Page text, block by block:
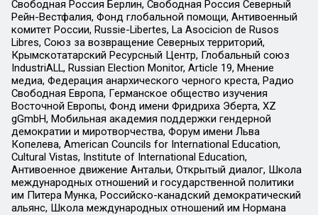
Свободная Россия Берлин, Свободная Россия Северный
Рейн-Вестфалия, Фонд глобальной помощи, Антивоенный
комитет России, Russie-Libertes, La Asocicion de Rusos
Libres, Союз за возвращение Северных территорий,
Крымскотатарский Ресурсный Центр, Глобальный союз
IndustriALL, Russian Election Monitor, Article 19, Мнение
медиа, Федерация анархического черного креста, Радио
Свободная Европа, Германское общество изучения
Восточной Европы, Фонд имени Фридриха Эберта, XZ
gGmbH, Мобильная академия поддержки гендерной
демократии и миротворчества, Форум имени Льва
Копелева, American Councils for International Education,
Cultural Vistas, Institute of International Education,
Антивоенное движение Антальи, Открытый диалог, Школа
международных отношений и государственной политики
им Питера Мунка, Российско-канадский демократический
альянс, Школа международных отношений им Нормана